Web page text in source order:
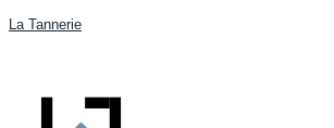
La Tannerie